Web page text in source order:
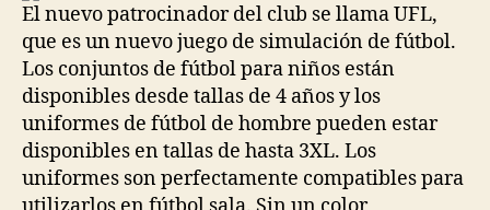
El nuevo patrocinador del club se llama UFL,
que es un nuevo juego de simulación de fútbol.
Los conjuntos de fútbol para niños están
disponibles desde tallas de 4 años y los
uniformes de fútbol de hombre pueden estar
disponibles en tallas de hasta 3XL. Los
uniformes son perfectamente compatibles para